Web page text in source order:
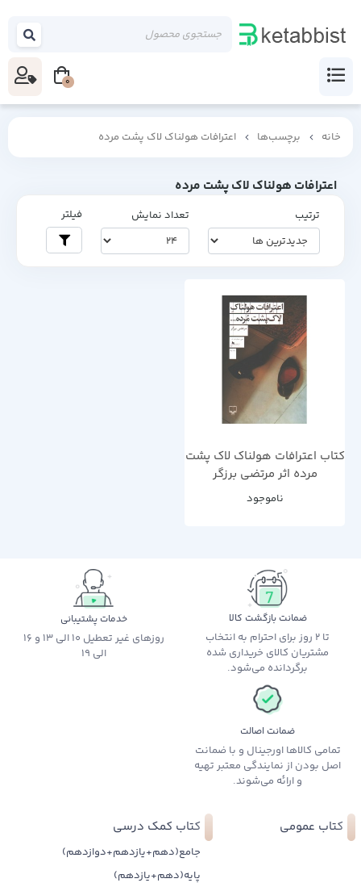
خانه برچسب‌ها اعترافات هولناک لاک پشت مرده
اعترافات هولناک لاک پشت مرده
ترتیب تعداد نمایش فیلتر
کتاب اعترافات هولناک لاک پشت
مرده اثر مرتضی برزگر
ناموجود
ضمانت بازگشت کالا
تا 2 روز برای احترام به انتخاب
مشتریان کالای خریداری شده
برگردانده می‌شود.
خدمات پشتیبانی
روزهای غیر تعطیل 10 الی 13 و 16
الی 19
ضمانت اصالت
تمامی کالاها اورجینال و با ضمانت
اصل بودن از نمایندگی معتبر تهیه
و ارائه می‌شوند.
کتاب عمومی کتاب کمک درسی
جامع(دهم+یازدهم+دوازدهم)
پایه(دهم+یازدهم)
0